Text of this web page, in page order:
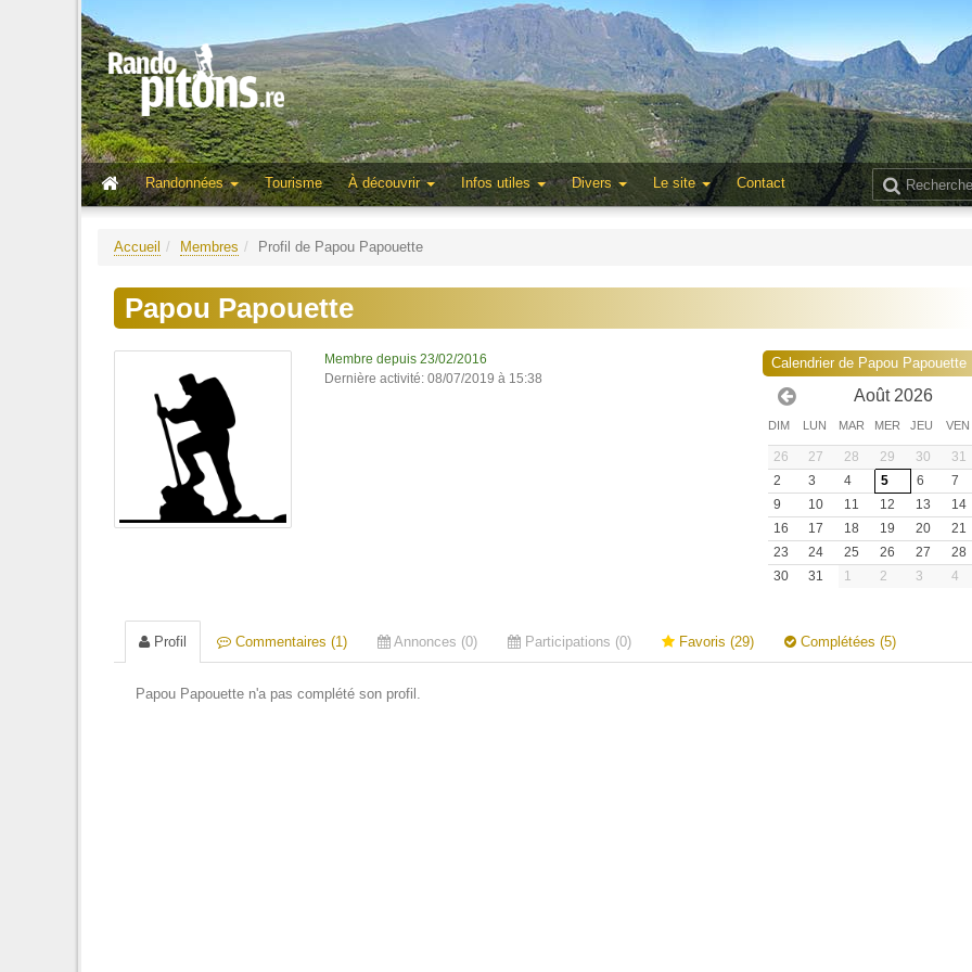
Randonnées
Tourisme À découvrir Infos utiles Divers Le site Contact
Accueil Membres Profil de Papou Papouette
Papou Papouette
Membre depuis 23/02/2016
Dernière activité: 08/07/2019 à 15:38
Calendrier de Papou Papouette
Août 2026
DIM LUN MAR MER JEU VEN
26 27 28 29 30 31
2
3 4 5 6 7
9
10 11 12 13 14
16
17 18 19 20 21
23
24 25 26 27 28
30
31 1 2 3 4
Profil Commentaires (1) Annonces (0) Participations (0) Favoris (29) Complétées (5)
Papou Papouette n'a pas complété son profil.